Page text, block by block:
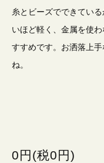
糸とビーズでできてい
いほど軽く、金属を使
すすめです。お洒落上
ね。
0円(税0円)